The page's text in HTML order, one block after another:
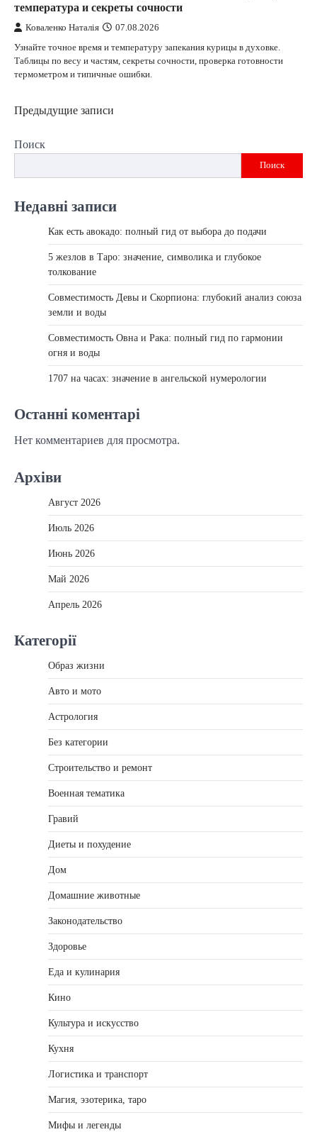
температура и секреты сочности
Коваленко Наталія 07.08.2026
Узнайте точное время и температуру запекания курицы в духовке.
Таблицы по весу и частям, секреты сочности, проверка готовности
термометром и типичные ошибки.
Навигация
записям
Предыдущие записи
Поиск
Поиск
Недавні записи
Как есть авокадо: полный гид от выбора до подачи
5 жезлов в Таро: значение, символика и глубокое
толкование
Совместимость Девы и Скорпиона: глубокий анализ союза
земли и воды
Совместимость Овна и Рака: полный гид по гармонии
огня и воды
1707 на часах: значение в ангельской нумерологии
Останні коментарі
Нет комментариев для просмотра.
Архіви
Август 2026
Июль 2026
Июнь 2026
Май 2026
Апрель 2026
Категорії
Образ жизни
Авто и мото
Астрология
Без категории
Строительство и ремонт
Военная тематика
Гравий
Диеты и похудение
Дом
Домашние животные
Законодательство
Здоровье
Еда и кулинария
Кино
Культура и искусство
Кухня
Логистика и транспорт
Магия, эзотерика, таро
Мифы и легенды